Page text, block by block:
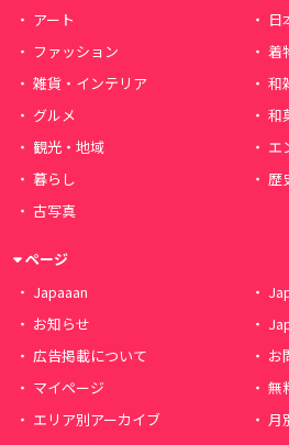
アート
日
ファッション
着
雑貨・インテリア
和
グルメ
和
観光・地域
エ
暮らし
歴
古写真
ページ
Japaaan
お知らせ
広告掲載について
お
マイページ
無
エリア別アーカイブ
月